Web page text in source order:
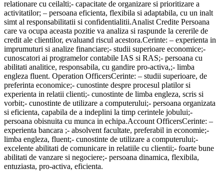
relationare cu ceilalti;- capacitate de organizare si prioritizare a
activitatilor; – persoana eficienta, flexibila si adaptabila, cu un inalt
simt al responsabilitatii si confidentialitii.Analist Credite Persoana
care va ocupa aceasta pozitie va analiza si raspunde la cererile de
credit ale clientilor, evaluand riscul acestora.Cerinte: – experienta in
imprumuturi si analize financiare;- studii superioare economice;-
cunoscatori ai programelor contabile IAS si RAS;- persoana cu
abilitati analitice, responsabila, cu gandire pro-activa,;- limba
engleza fluent. Operation OfficersCerinte: – studii superioare, de
preferinta economice;- cunostinte despre procesul platilor si
experienta in relatii clienti;- cunostinte de limba engleza, scris si
vorbit;- cunostinte de utilizare a computerului;- persoana organizata
si eficienta, capabila de a indeplini la timp cerintele jobului;-
persoana obisnuita cu munca in echipa.Account OfficersCerinte: –
experienta bancara ;- absolvent facultate, preferabil in economie;-
limba engleza, fluent;- cunostinte de utilizare a computerului;-
excelente abilitati de comunicare in relatiile cu clientii;- foarte bune
abilitati de vanzare si negociere;- persoana dinamica, flexibila,
entuziasta, pro-activa, eficienta.